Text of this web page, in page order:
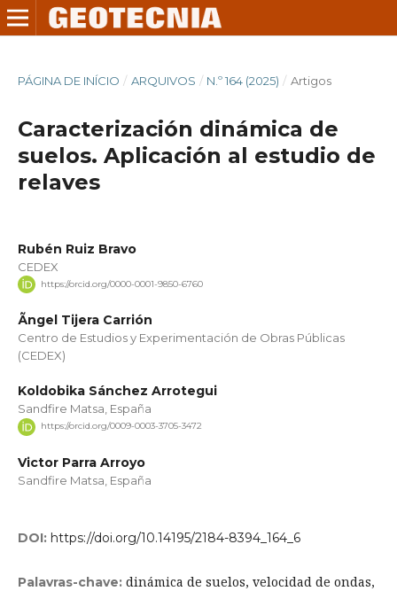
PÁGINA DE INÍCIO / ARQUIVOS / N.º 164 (2025) / Artigos
Caracterización dinámica de
suelos. Aplicación al estudio de
relaves
Rubén Ruiz Bravo
CEDEX
https://orcid.org/0000-0001-9850-6760
Ãngel Tijera Carrión
Centro de Estudios y Experimentación de Obras Públicas
(CEDEX)
Koldobika Sánchez Arrotegui
Sandfire Matsa, España
https://orcid.org/0009-0003-3705-3472
Victor Parra Arroyo
Sandfire Matsa, España
DOI: https://doi.org/10.14195/2184-8394_164_6
Palavras-chave: dinámica de suelos, velocidad de ondas,